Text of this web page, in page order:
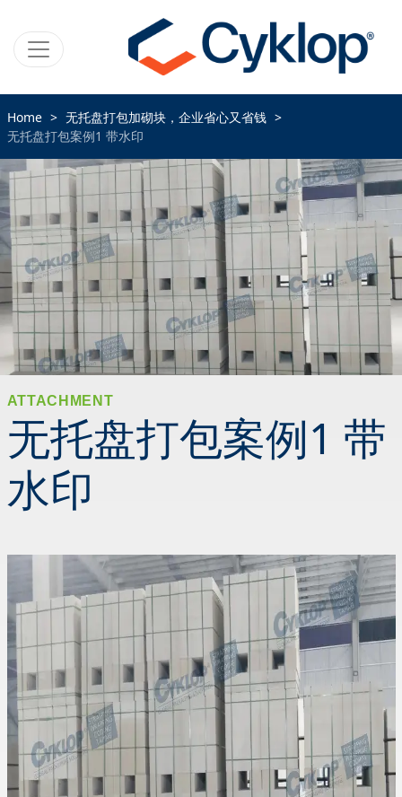
Home
无托盘打包加砌块，企业省心又省钱
无托盘打包案例1 带水印
ATTACHMENT
无托盘打包案例1 带
水印